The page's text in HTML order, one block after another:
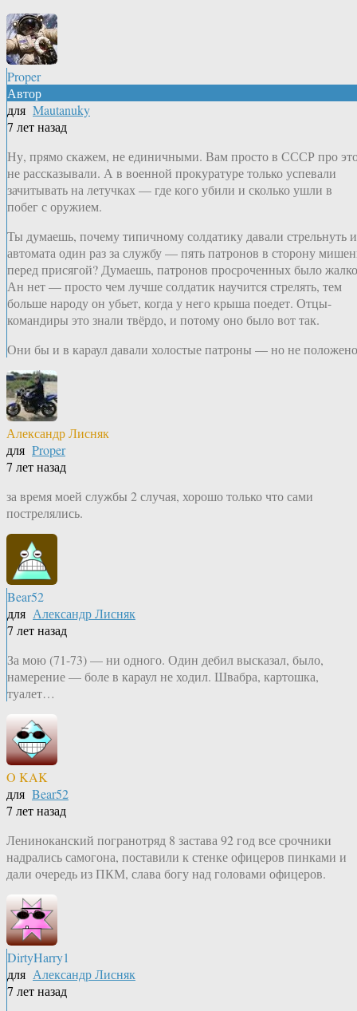
Proper
Автор
для Mautanuky
7 лет назад
Ну, прямо скажем, не единичными. Вам просто в СССР про
не рассказывали. А в военной прокуратуре только успевали
зачитывать на летучках — где кого убили и сколько ушли в
побег с оружием.
Ты думаешь, почему типичному солдатику давали стрельнуть
автомата один раз за службу — пять патронов в сторону
перед присягой? Думаешь, патронов просроченных было
Ан нет — просто чем лучше солдатик научится стрелять, тем
больше народу он убьет, когда у него крыша поедет. Отцы-
командиры это знали твёрдо, и потому оно было вот так.
Они бы и в караул давали холостые патроны — но не
Александр Лисняк
для Proper
7 лет назад
за время моей службы 2 случая, хорошо только что сами
пострелялись.
Bear52
для Александр Лисняк
7 лет назад
За мою (71-73) — ни одного. Один дебил высказал, было,
намерение — боле в караул не ходил. Швабра, картошка,
туалет…
O KAK
для Bear52
7 лет назад
Лениноканский погранотряд 8 застава 92 год все срочники
надрались самогона, поставили к стенке офицеров пинками и
дали очередь из ПКМ, слава богу над головами офицеров.
DirtyHarry1
для Александр Лисняк
7 лет назад